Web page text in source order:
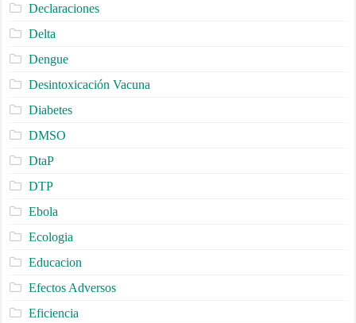
Declaraciones
Delta
Dengue
Desintoxicación Vacuna
Diabetes
DMSO
DtaP
DTP
Ebola
Ecologia
Educacion
Efectos Adversos
Eficiencia